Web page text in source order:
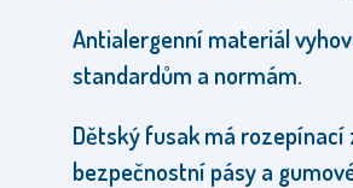
Antialergenní materiál
standardům a normám.
Dětský fusak má rozepínací
bezpečnostní pásy a